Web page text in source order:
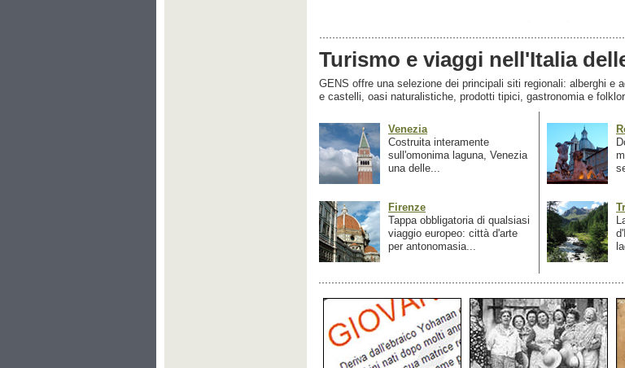
Turismo e viaggi nell'Italia
GENS offre una selezione dei principali siti regionali: alberghi e
e castelli, oasi naturalistiche, prodotti tipici, gastronomia e
Venezia
Costruita interamente
sull'omonima laguna, Venezia
una delle...
Firenze
Tappa obbligatoria di qualsiasi
viaggio europeo: città d'arte
per antonomasia...